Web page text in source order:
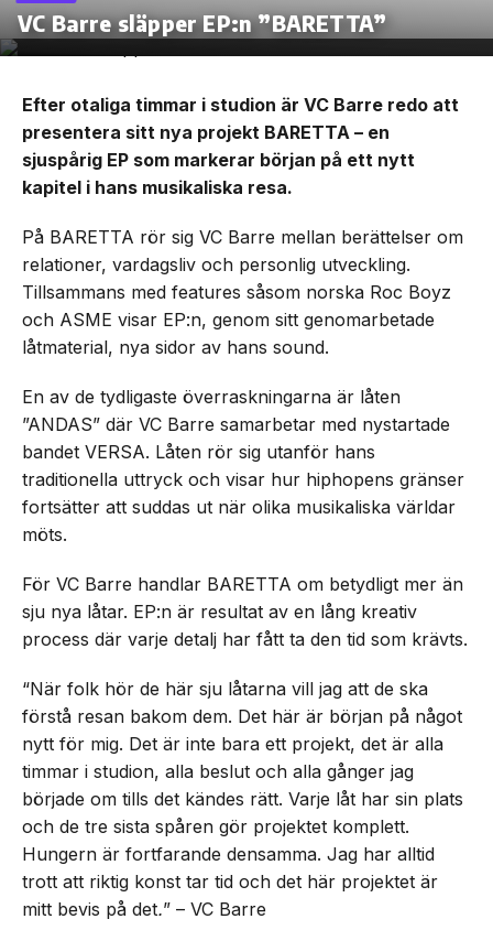
VC Barre släpper EP:n ”BARETTA”
Efter otaliga timmar i studion är VC Barre redo att
presentera sitt nya projekt BARETTA – en
sjuspårig EP som markerar början på ett nytt
kapitel i hans musikaliska resa.
På BARETTA rör sig VC Barre mellan berättelser om
relationer, vardagsliv och personlig utveckling.
Tillsammans med features såsom norska Roc Boyz
och ASME visar EP:n, genom sitt genomarbetade
låtmaterial, nya sidor av hans sound.
En av de tydligaste överraskningarna är låten
”ANDAS” där VC Barre samarbetar med nystartade
bandet VERSA. Låten rör sig utanför hans
traditionella uttryck och visar hur hiphopens gränser
fortsätter att suddas ut när olika musikaliska världar
möts.
För VC Barre handlar BARETTA om betydligt mer än
sju nya låtar. EP:n är resultat av en lång kreativ
process där varje detalj har fått ta den tid som krävts.
“När folk hör de här sju låtarna vill jag att de ska
förstå resan bakom dem. Det här är början på något
nytt för mig. Det är inte bara ett projekt, det är alla
timmar i studion, alla beslut och alla gånger jag
började om tills det kändes rätt. Varje låt har sin plats
och de tre sista spåren gör projektet komplett.
Hungern är fortfarande densamma. Jag har alltid
trott att riktig konst tar tid och det här projektet är
mitt bevis på det.” – VC Barre